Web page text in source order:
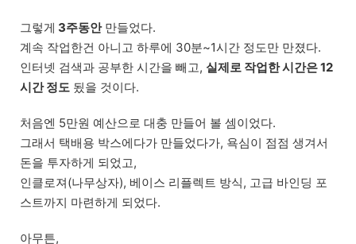
그렇게 3주동안만들었다.
계속 작업한건 아니고 하루에 30분~1시간 정도만 만졌다.
인터넷 검색과 공부한 시간을 빼고, 실제로 작업한 시간은 12
시간 정도 됬을 것이다.
처음엔 5만원 예산으로 대충 만들어 볼 셈이었다.
그래서 택배용 박스에다가 만들었다가, 욕심이 점점 생겨서
돈을 투자하게 되었고,
인클로져(나무상자), 베이스 리플렉트 방식, 고급 바인딩 포
스트까지 마련하게 되었다.
아무튼,